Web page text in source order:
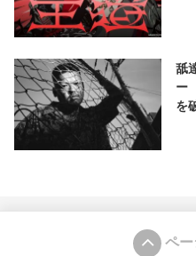
舐
ー
を
ペ